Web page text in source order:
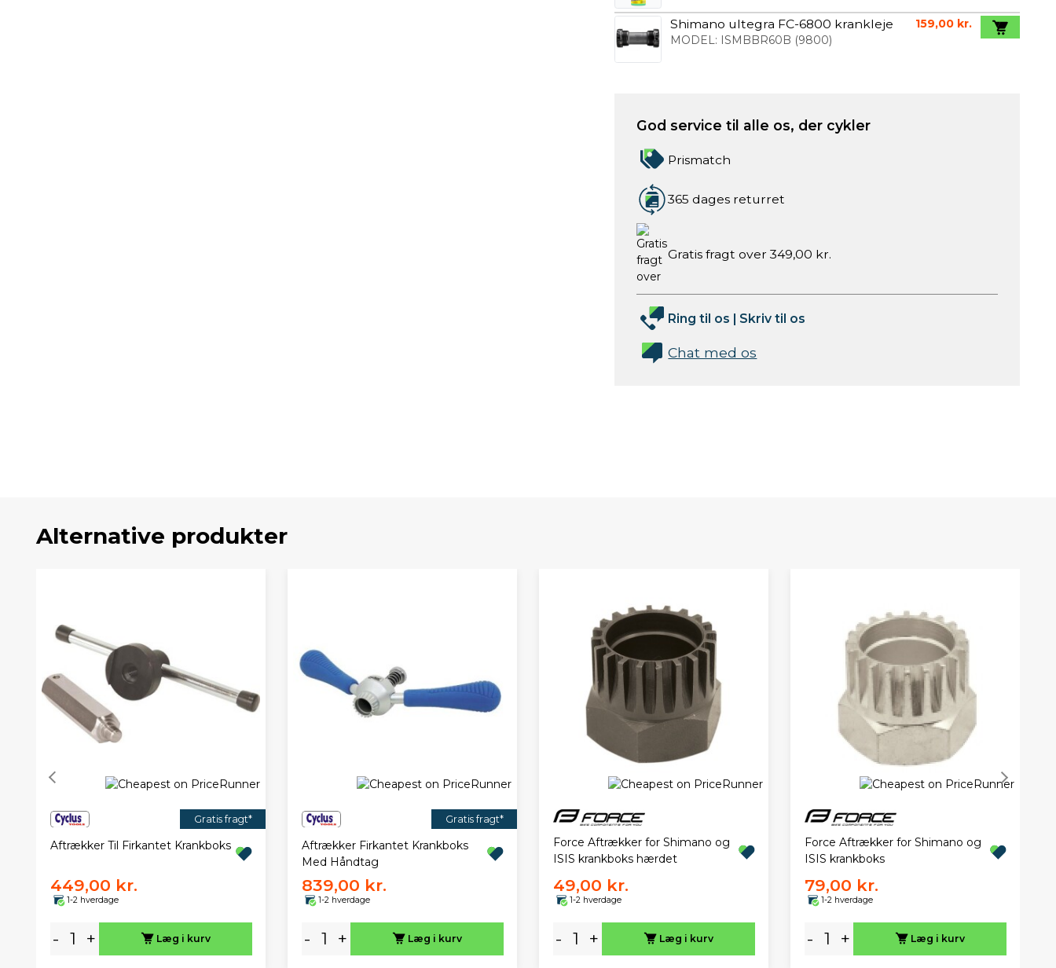
Shimano ultegra FC-6800 krankleje
MODEL: ISMBBR60B (9800)
159,00 kr.
God service til alle os, der cykler
Prismatch
365 dages returret
Gratis fragt over 349,00 kr.
Ring til os | Skriv til os
Chat med os
Alternative produkter
Gratis fragt*
Aftrækker Til Firkantet Krankboks
449,00 kr.
1-2 hverdage
- + Læg i kurv
Gratis fragt*
Aftrækker Firkantet Krankboks
Med Håndtag
839,00 kr.
1-2 hverdage
- + Læg i kurv
Force Aftrækker for Shimano og
ISIS krankboks hærdet
49,00 kr.
1-2 hverdage
- + Læg i kurv
Force Aftrækker for Shimano og
ISIS krankboks
79,00 kr.
1-2 hverdage
- + Læg i kurv